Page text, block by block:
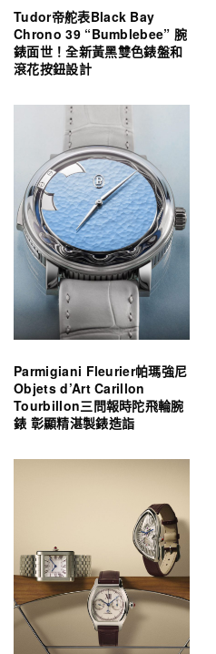
Tudor帝舵表Black Bay
Chrono 39 “Bumblebee” 腕
錶面世！全新黃黑雙色錶盤和
滾花按鈕設計
Parmigiani Fleurier帕瑪強尼
Objets d’Art Carillon
Tourbillon三問報時陀飛輪腕
錶 彰顯精湛製錶造詣